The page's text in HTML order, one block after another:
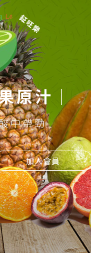
原汁｜
中帶勁
加入會員